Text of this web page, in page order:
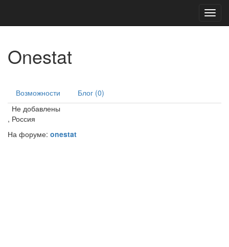
Onestat
Возможности
Блог (0)
Не добавлены
, Россия
На форуме: onestat